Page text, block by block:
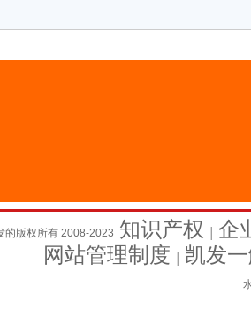
的版权所有 2008-2023 知识产权
企
网站管理制度
凯发